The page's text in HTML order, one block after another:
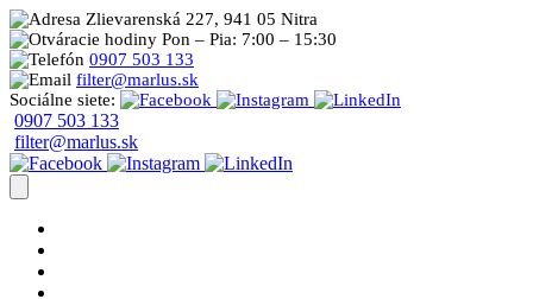
Zlievarenská 227, 941 05 Nitra
Pon – Pia: 7:00 – 15:30
0907 503 133
filter@marlus.sk
Sociálne siete:
0907 503 133
filter@marlus.sk